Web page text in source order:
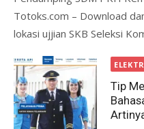
Totoks.com – Download
lokasi ujjian SKB Seleksi
Tip